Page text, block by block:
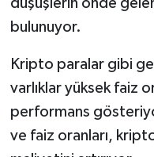
bulunuyor.
Kripto paralar gibi
varlıklar yüksek faiz
performans
ve faiz oranları,